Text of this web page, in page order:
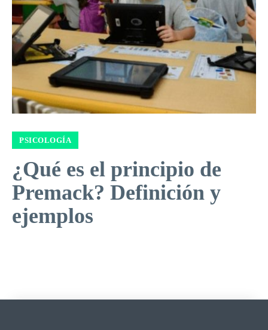
PSICOLOGÍA
¿Qué es el principio de
Premack? Definición y
ejemplos